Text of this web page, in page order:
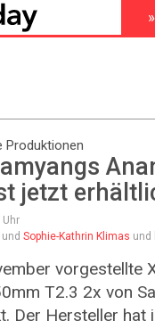
HEADER
MENU
Produktionen
jetzt
Uhr
und Sophie-Kathrin Klimas und
vorgestellte
T2.3 2x von
Der Hersteller hat